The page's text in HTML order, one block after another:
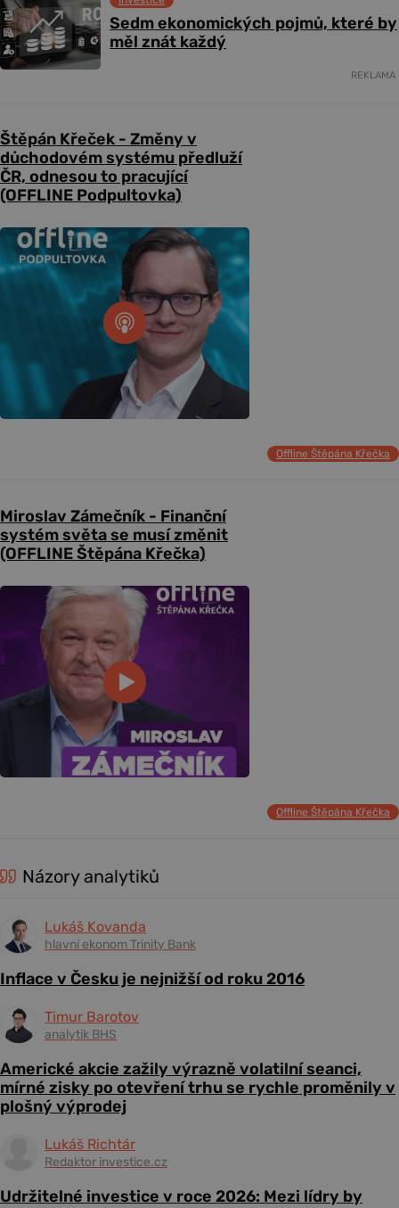
Sedm ekonomických pojmů, které by
měl znát každý
REKLAMA
Štěpán Křeček - Změny v
důchodovém systému předluží
ČR, odnesou to pracující
(OFFLINE Podpultovka)
Offline Štěpána Křečka
Miroslav Zámečník - Finanční
systém světa se musí změnit
(OFFLINE Štěpána Křečka)
Offline Štěpána Křečka
Názory analytiků
Lukáš Kovanda
hlavní ekonom Trinity Bank
Inflace v Česku je nejnižší od roku 2016
Timur Barotov
analytik BHS
Americké akcie zažily výrazně volatilní seanci,
mírné zisky po otevření trhu se rychle proměnily v
plošný výprodej
Lukáš Richtár
Redaktor investice.cz
Udržitelné investice v roce 2026: Mezi lídry by